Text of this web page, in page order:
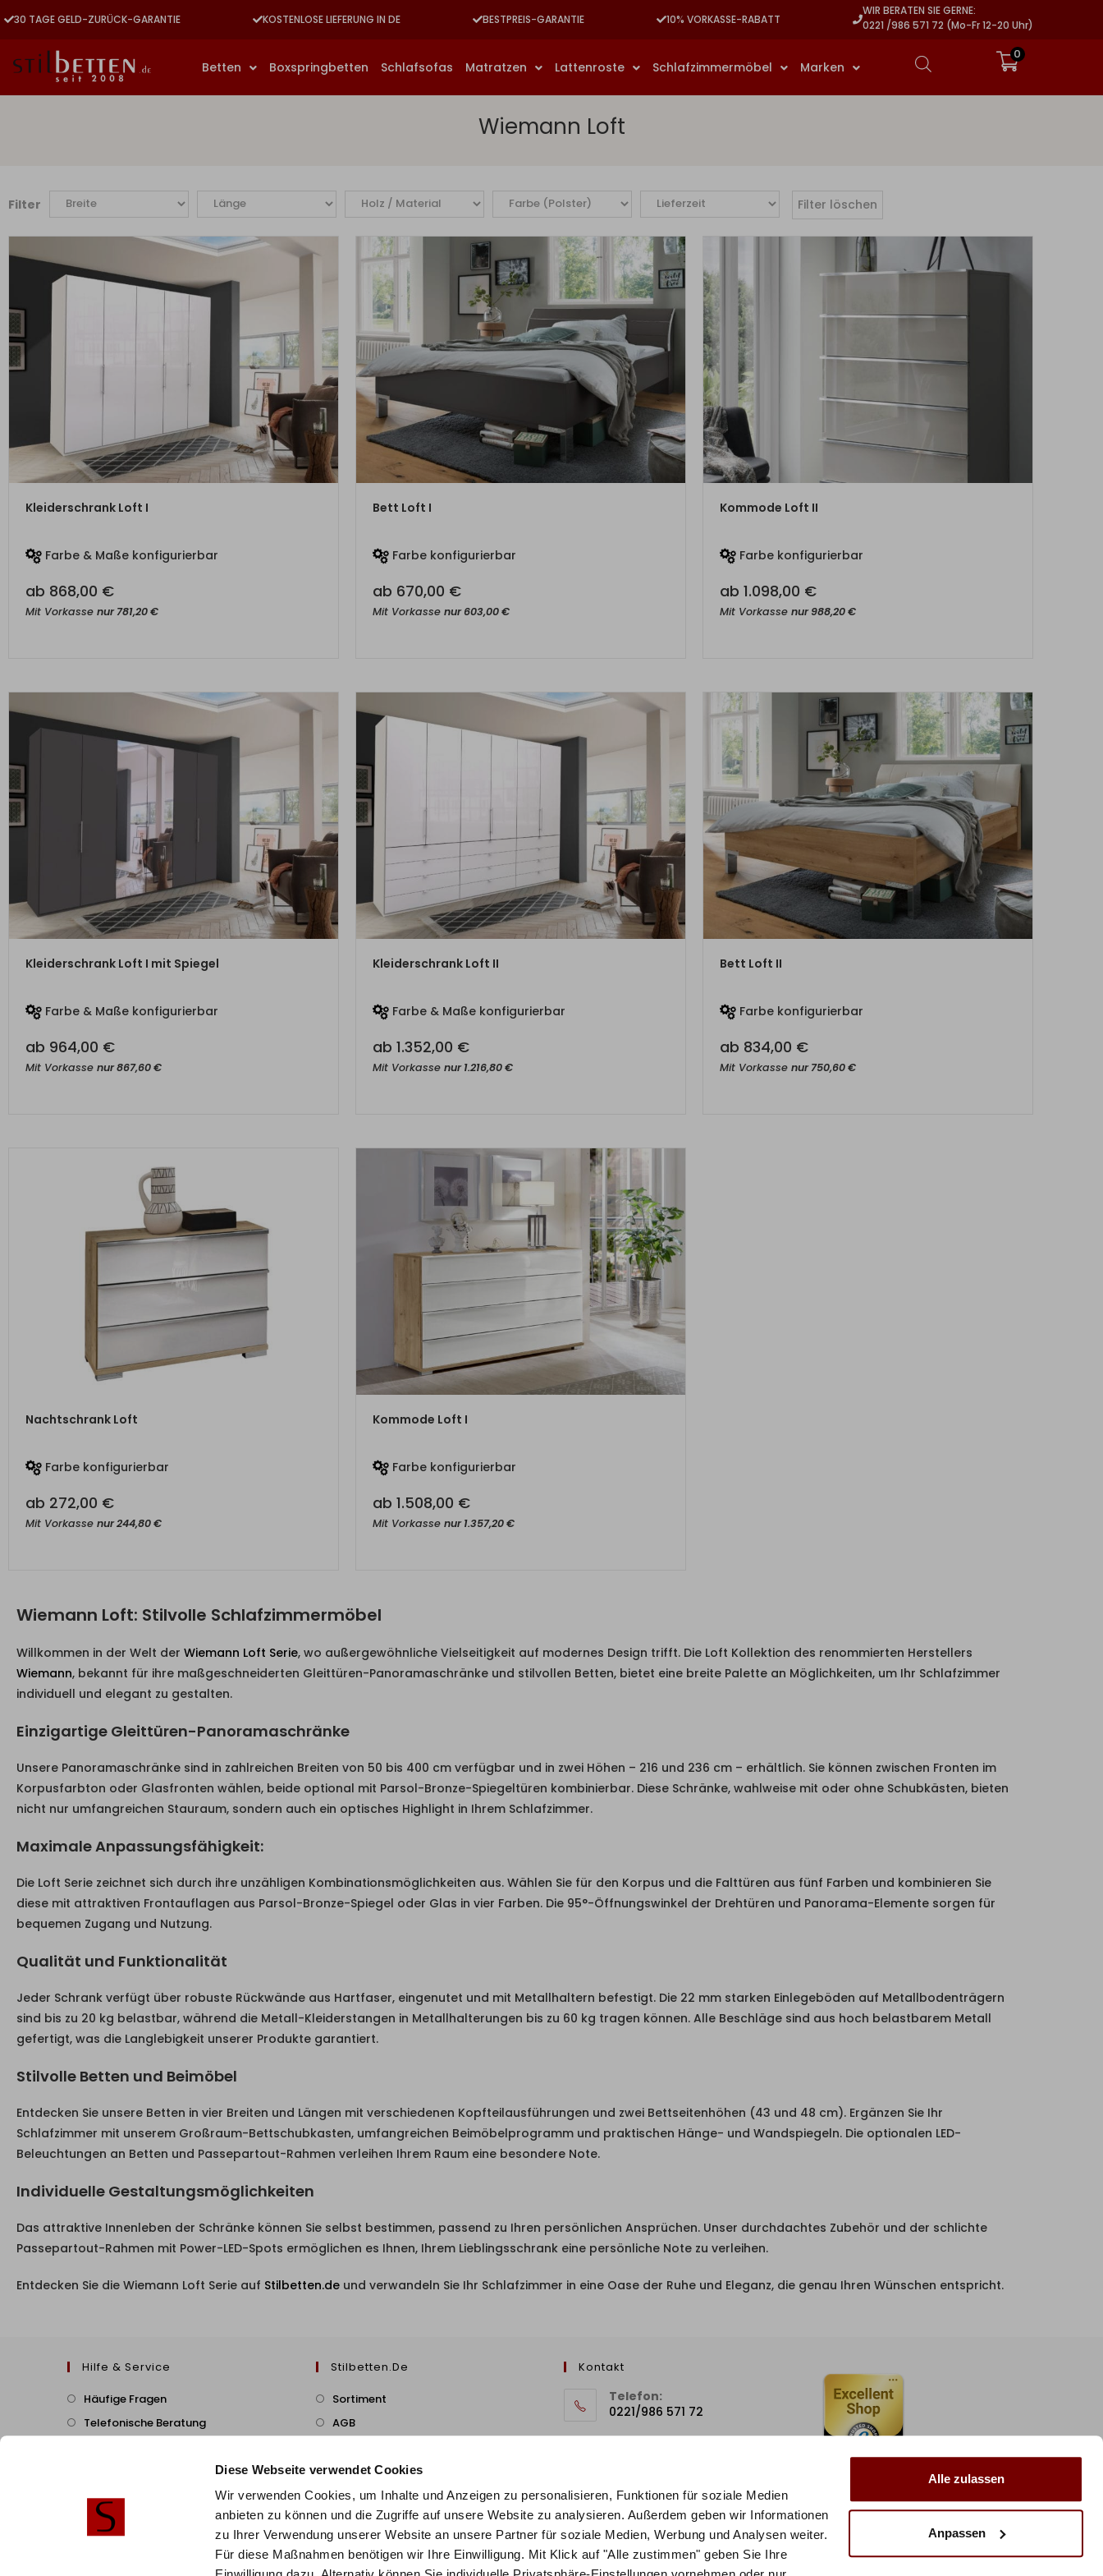
Diese Webseite verwendet Cookies
Wir verwenden Cookies, um Inhalte und Anzeigen zu personalisieren, Funktionen für soziale Medien
anbieten zu können und die Zugriffe auf unsere Website zu analysieren. Außerdem geben wir Informationen
zu Ihrer Verwendung unserer Website an unsere Partner für soziale Medien, Werbung und Analysen weiter.
Für diese Maßnahmen benötigen wir Ihre Einwilligung. Mit Klick auf "Alle zustimmen" geben Sie Ihre
Alle zulassen
Anpassen
30 TAGE GELD-ZURÜCK-GARANTIE KOSTENLOSE LIEFERUNG IN DE BESTPREIS-GARANTIE 10% VORKASSE-RABATT
WIR BERATEN SIE GERNE:
0221 /986 571 72 (Mo-Fr 12-20 Uhr)
Betten Boxspringbetten Schlafsofas Matratzen Lattenroste Schlafzimmermöbel Marken
0
Wiemann Loft
Filter Filter löschen
ZUM PRODUKT
Kleiderschrank Loft I
Farbe & Maße konfigurierbar
ab 868,00 €
Mit Vorkasse nur781,20€
Bett Loft I
Farbe konfigurierbar
ab 670,00 €
Mit Vorkasse nur603,00€
Kommode Loft II
Farbe konfigurierbar
ab 1.098,00 €
Mit Vorkasse nur988,20€
ZUM PRODUKT
Kleiderschrank Loft I mit Spiegel
Farbe & Maße konfigurierbar
ab 964,00 €
Mit Vorkasse nur867,60€
ZUM PRODUKT
Kleiderschrank Loft II
Farbe & Maße konfigurierbar
ab 1.352,00 €
Mit Vorkasse nur1.216,80€
Bett Loft II
Farbe konfigurierbar
ab 834,00 €
Mit Vorkasse nur750,60€
Nachtschrank Loft
Farbe konfigurierbar
ab 272,00 €
Mit Vorkasse nur244,80€
Kommode Loft I
Farbe konfigurierbar
ab 1.508,00 €
Mit Vorkasse nur1.357,20€
Wiemann Loft: Stilvolle Schlafzimmermöbel
Willkommen in der Welt der Wiemann Loft Serie, wo außergewöhnliche Vielseitigkeit auf modernes Design trifft. Die Loft Kollektion des renommierten Herstellers
Wiemann, bekannt für ihre maßgeschneiderten Gleittüren-Panoramaschränke und stilvollen Betten, bietet eine breite Palette an Möglichkeiten, um Ihr Schlafzimmer
individuell und elegant zu gestalten.
Einzigartige Gleittüren-Panoramaschränke
Unsere Panoramaschränke sind in zahlreichen Breiten von 50 bis 400 cm verfügbar und in zwei Höhen – 216 und 236 cm – erhältlich. Sie können zwischen Fronten im
Korpusfarbton oder Glasfronten wählen, beide optional mit Parsol-Bronze-Spiegeltüren kombinierbar. Diese Schränke, wahlweise mit oder ohne Schubkästen, bieten
nicht nur umfangreichen Stauraum, sondern auch ein optisches Highlight in Ihrem Schlafzimmer.
Maximale Anpassungsfähigkeit:
Die Loft Serie zeichnet sich durch ihre unzähligen Kombinationsmöglichkeiten aus. Wählen Sie für den Korpus und die Falttüren aus fünf Farben und kombinieren Sie
diese mit attraktiven Frontauflagen aus Parsol-Bronze-Spiegel oder Glas in vier Farben. Die 95°-Öffnungswinkel der Drehtüren und Panorama-Elemente sorgen für
bequemen Zugang und Nutzung.
Qualität und Funktionalität
Jeder Schrank verfügt über robuste Rückwände aus Hartfaser, eingenutet und mit Metallhaltern befestigt. Die 22 mm starken Einlegeböden auf Metallbodenträgern
sind bis zu 20 kg belastbar, während die Metall-Kleiderstangen in Metallhalterungen bis zu 60 kg tragen können. Alle Beschläge sind aus hoch belastbarem Metall
gefertigt, was die Langlebigkeit unserer Produkte garantiert.
Stilvolle Betten und Beimöbel
Entdecken Sie unsere Betten in vier Breiten und Längen mit verschiedenen Kopfteilausführungen und zwei Bettseitenhöhen (43 und 48 cm). Ergänzen Sie Ihr
Schlafzimmer mit unserem Großraum-Bettschubkasten, umfangreichen Beimöbelprogramm und praktischen Hänge- und Wandspiegeln. Die optionalen LED-
Beleuchtungen an Betten und Passepartout-Rahmen verleihen Ihrem Raum eine besondere Note.
Individuelle Gestaltungsmöglichkeiten
Das attraktive Innenleben der Schränke können Sie selbst bestimmen, passend zu Ihren persönlichen Ansprüchen. Unser durchdachtes Zubehör und der schlichte
Passepartout-Rahmen mit Power-LED-Spots ermöglichen es Ihnen, Ihrem Lieblingsschrank eine persönliche Note zu verleihen.
Entdecken Sie die Wiemann Loft Serie auf Stilbetten.de und verwandeln Sie Ihr Schlafzimmer in eine Oase der Ruhe und Eleganz, die genau Ihren Wünschen entspricht.
Hilfe & Service
Häufige Fragen
Telefonische Beratung
Montageservice
Widerruf & Rückversand
Stilbetten.de
Sortiment
AGB
Kontakt
Telefon:
0221/986 571 72